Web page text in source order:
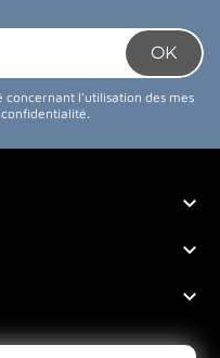
concernant l'utilisation des mes
.


